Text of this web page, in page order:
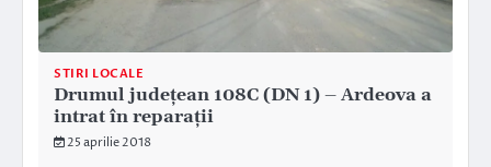
STIRI LOCALE
Drumul judeţean 108C (DN 1) – Ardeova a
intrat în reparaţii
25 aprilie 2018